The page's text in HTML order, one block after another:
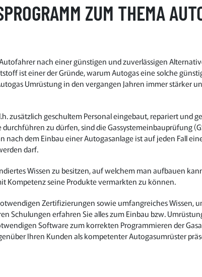
ZUM THEMA
nach einer günstigen und zuverlässigen
ist einer der Gründe, warum Autogas eine solche
Umrüstung in den vergangen Jahren immer stärker
zusätzlich geschultem Personal eingebaut, repariert und
zu dürfen, sind die Gassystemeinbauprüfung
dem Einbau einer Autogasanlage ist auf jeden Fall
darf.
Wissen zu besitzen, auf welchem man aufbauen
Kompetenz seine Produkte vermarkten zu können.
Zertifizierungen sowie umfangreiches Wissen,
Schulungen erfahren Sie alles zum Einbau bzw.
Software zum korrekten Programmieren der
Ihren Kunden als kompetenter Autogasumrüster